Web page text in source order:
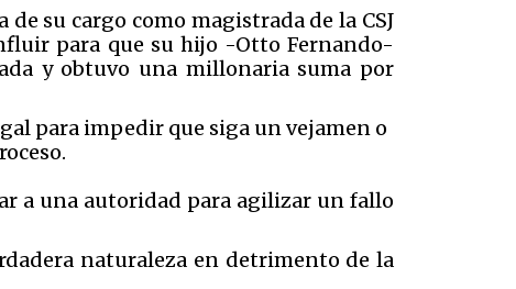
su cargo como magistrada de la CSJ
para que su hijo -Otto Fernando-
y obtuvo una millonaria suma por
para impedir que siga un vejamen o
a una autoridad para agilizar un fallo
naturaleza en detrimento de la